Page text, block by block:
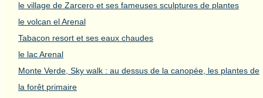
le village de Zarcero et ses fameuses sculptures de plantes
le volcan el Arenal
Tabacon resort et ses eaux chaudes
le lac Arenal
Monte Verde, Sky walk : au dessus de la canopée, les plantes de
la forêt primaire